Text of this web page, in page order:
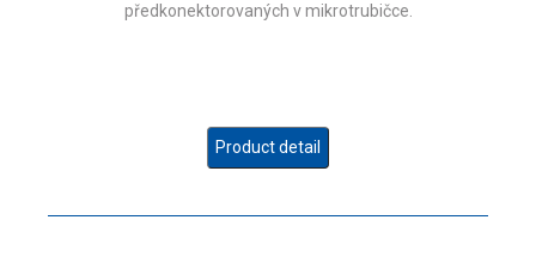
předkonektorovaných v mikrotrubičce.
Product detail